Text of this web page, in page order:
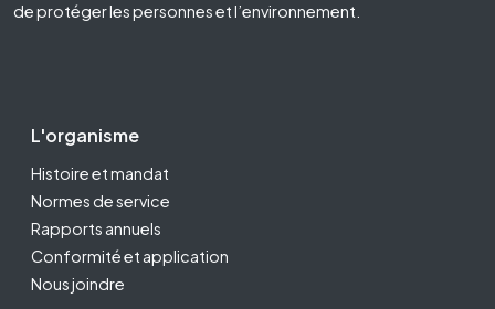
de protéger les personnes et l’environnement.
Footer Second
L'organisme
Histoire et mandat
Normes de service
Rapports annuels
Conformité et application
Nous joindre